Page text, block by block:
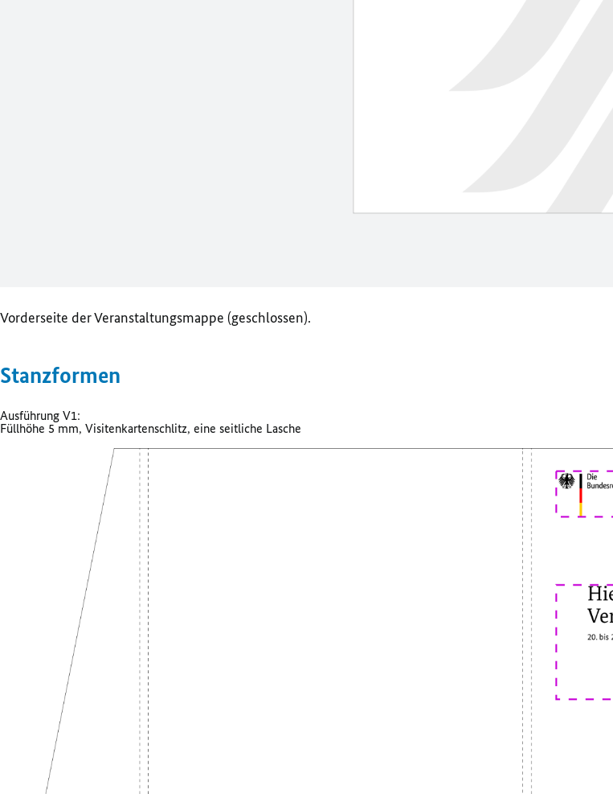
Vorderseite der Veranstaltungsmappe (geschlossen).
Stanzformen
Ausführung V1:
Füllhöhe 5 mm, Visitenkartenschlitz, eine seitliche Lasche